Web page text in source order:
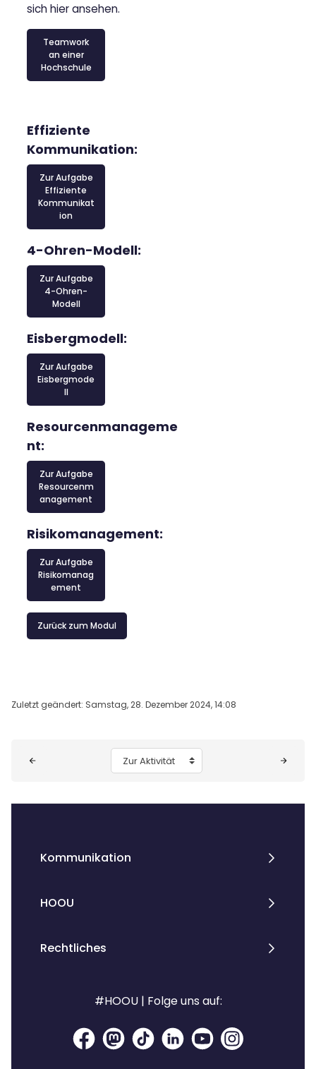
sich hier ansehen.
Teamwork
an einer
Hochschule
Effiziente
Kommunikation:
Zur Aufgabe
Effiziente
Kommunikat
ion
4-Ohren-Modell:
Zur Aufgabe
4-Ohren-
Modell
Eisbergmodell:
Zur Aufgabe
Eisbergmode
ll
Resourcenmanageme
nt:
Zur Aufgabe
Resourcenm
anagement
Risikomanagement:
Zur Aufgabe
Risikomanag
ement
Zurück zum Modul
Zuletzt geändert: Samstag, 28. Dezember 2024, 14:08
Zur Aktivität
Kommunikation
HOOU
Rechtliches
#HOOU | Folge uns auf: